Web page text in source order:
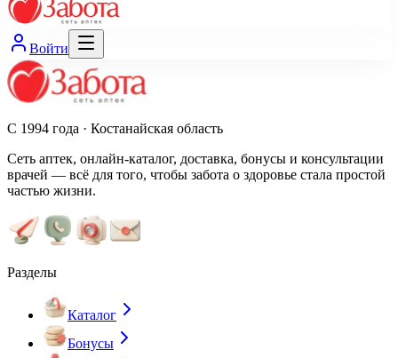
Войти
С 1994 года · Костанайская область
Сеть аптек, онлайн-каталог, доставка, бонусы и консультации
врачей — всё для того, чтобы забота о здоровье стала простой
частью жизни.
Разделы
Каталог
Бонусы